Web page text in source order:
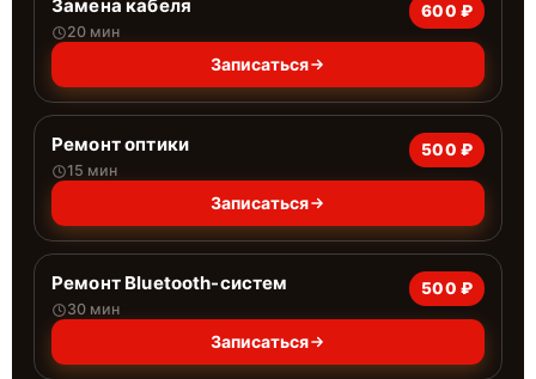
Замена кабеля
20 мин
600 ₽
Записаться
Ремонт оптики
15 мин
500 ₽
Записаться
Ремонт Bluetooth-систем
30 мин
500 ₽
Записаться